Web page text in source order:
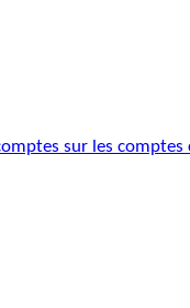
sur les comptes